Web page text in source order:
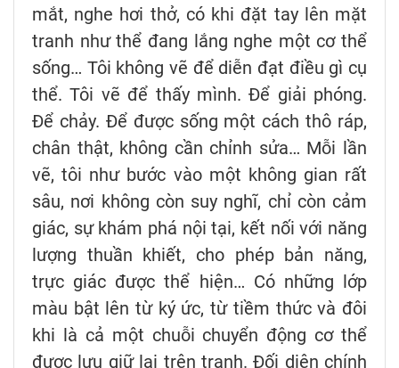
mắt, nghe hơi thở, có khi đặt tay lên mặt
tranh như thể đang lắng nghe một cơ thể
sống… Tôi không vẽ để diễn đạt điều gì cụ
thể. Tôi vẽ để thấy mình. Để giải phóng.
Để chảy. Để được sống một cách thô ráp,
chân thật, không cần chỉnh sửa… Mỗi lần
vẽ, tôi như bước vào một không gian rất
sâu, nơi không còn suy nghĩ, chỉ còn cảm
giác, sự khám phá nội tại, kết nối với năng
lượng thuần khiết, cho phép bản năng,
trực giác được thể hiện… Có những lớp
màu bật lên từ ký ức, từ tiềm thức và đôi
khi là cả một chuỗi chuyển động cơ thể
được lưu giữ lại trên tranh. Đối diện chính